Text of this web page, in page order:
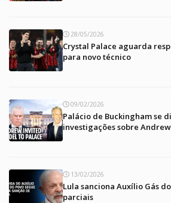
28/05/2026
Crystal Palace aguarda
para novo técnico
09/02/2026
Palácio de Buckingham se
investigações sobre
13/02/2026
Lula sanciona Auxílio Gás
parciais